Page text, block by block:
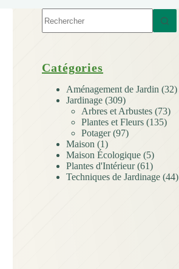
résultat
Catégories
Aménagement de Jardin (32)
Jardinage (309)
Arbres et Arbustes (73)
Plantes et Fleurs (135)
Potager(97)
Maison (1)
Maison Écologique (5)
Plantes d'Intérieur(61)
Techniques de Jardinage (44)